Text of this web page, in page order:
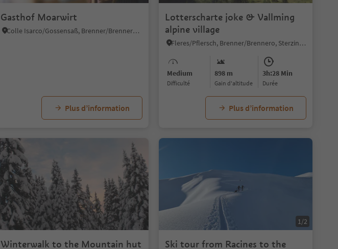
Gasthof Moarwirt
Colle Isarco/Gossensaß, Brenner/Brennero, Sterzing/Vipiteno and environs
Plus d’information
Lotterscharte joke & Vallming
alpine village
Fleres/Pflersch, Brenner/Brennero, Sterzing/Vipiteno and environs
Medium
Difficulté
898 m
Gain d'altitude
3h:28 Min
durée
Plus d’information
Winterwalk to the Mountain hut
1/2
Ski tour from Racines to the